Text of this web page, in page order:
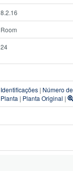
8.2.16
Room
24
Identificações | Número
Planta | Planta Original |